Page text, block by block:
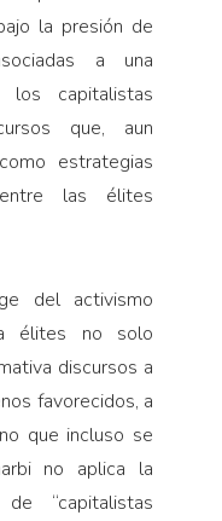
la presión de
a una
los capitalistas
que, aun
estrategias
las élites
del activismo
élites no solo
discursos a
favorecidos, a
que incluso se
no aplica la
“capitalistas